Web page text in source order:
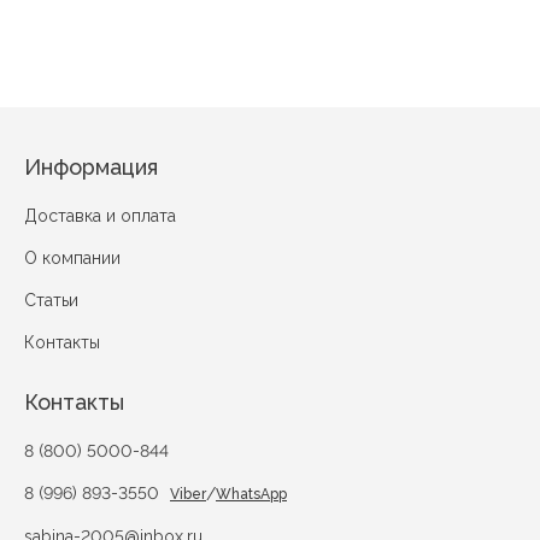
Информация
Доставка и оплата
О компании
Статьи
Контакты
Контакты
8 (800) 5000-844
8 (996) 893-3550 Viber/WhatsApp